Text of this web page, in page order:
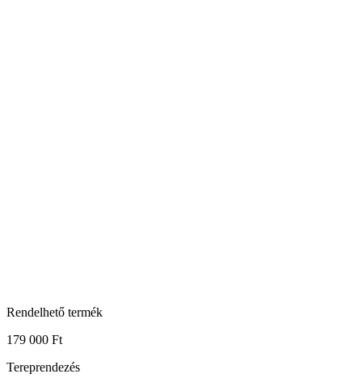
Rendelhető termék
179 000 Ft
Tereprendezés